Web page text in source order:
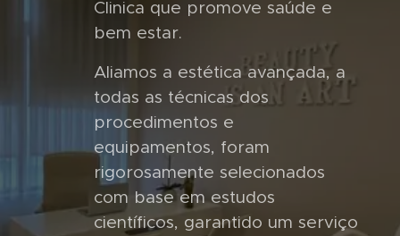
Clinica que promove saúde e
bem estar.
Aliamos a estética avançada, a
todas as técnicas dos
procedimentos e
equipamentos, foram
rigorosamente selecionados
com base em estudos
científicos, garantido um serviço